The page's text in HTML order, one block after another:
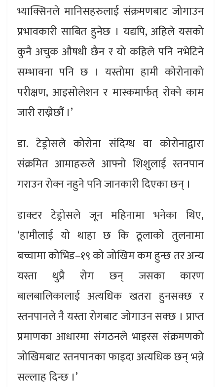
भ्याक्सिनले मानिसहरुलाई संक्रमणबाट जोगाउन
प्रभावकारी साबित हुनेछ । यद्यपि, अहिले यसको
कुनै अचुक औषधी छैन र यो कहिले पनि नभेटिने
सम्भावना पनि छ । यस्तोमा हामी कोरोनाको
परीक्षण, आइसोलेशन र मास्कमार्फत् रोक्ने काम
जारी राख्नेछौं ।’
डा. टेड्रोसले कोरोना संदिग्ध वा कोरोनाद्वारा
संक्रमित आमाहरुले आफ्नो शिशुलाई स्तनपान
गराउन रोक्न नहुने पनि जानकारी दिएका छन् ।
डाक्टर टेड्रोसले जून महिनामा भनेका थिए,
‘हामीलाई यो थाहा छ कि ठूलाको तुलनामा
बच्चामा कोभिड–१९ को जोखिम कम हुन्छ तर अन्य
यस्ता थुप्रै रोग छन् जसका कारण
बालबालिकालाई अत्यधिक खतरा हुनसक्छ र
स्तनपानले नै यस्ता रोगबाट जोगाउन सक्छ । प्राप्त
प्रमाणका आधारमा संगठनले भाइरस संक्रमणको
जोखिमबाट स्तनपानका फाइदा अत्यधिक छन् भन्ने
सल्लाह दिन्छ ।’